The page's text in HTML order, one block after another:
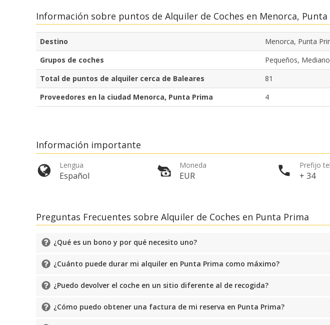
Información sobre puntos de Alquiler de Coches en Menorca, Punta
Destino
Menorca, Punta
Grupos de coches
Pequeños,
Total de puntos de alquiler cerca de Baleares
81
Proveedores en la ciudad Menorca, Punta Prima
4
Información importante
Lengua
Español
Moneda
EUR
Prefijo
+ 34
Preguntas Frecuentes sobre Alquiler de Coches en Punta Prima
¿Qué es un bono y por qué necesito uno?
¿Cuánto puede durar mi alquiler en Punta Prima como máximo?
¿Puedo devolver el coche en un sitio diferente al de recogida?
¿Cómo puedo obtener una factura de mi reserva en Punta Prima?